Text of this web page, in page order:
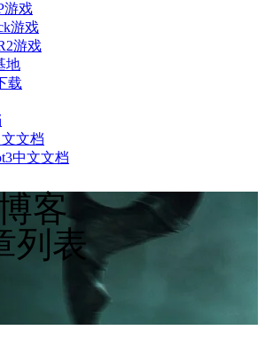
游戏
游戏
游戏
地
载
文文档
中文文档
客
列表